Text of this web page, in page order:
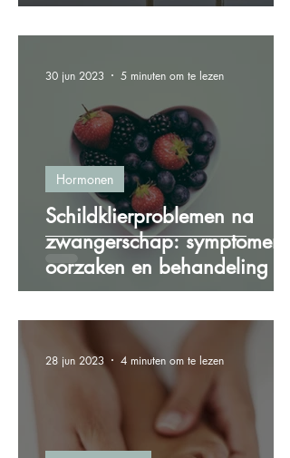
Schildklierproblemen na
zwangerschap: symptomen,
oorzaken en behandeling
Hormonen
30 jun 2023 5 minuten om te lezen
28 jun 2023 4 minuten om te lezen